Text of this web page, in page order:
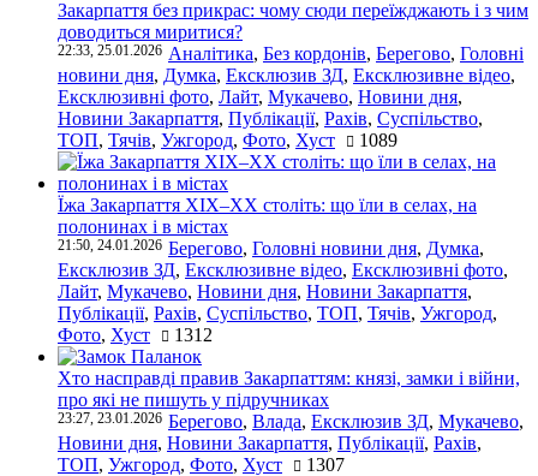
Закарпаття без прикрас: чому сюди переїжджають і з чим
доводиться миритися?
22:33, 25.01.2026 Аналітика, Без кордонів, Берегово, Головні
новини дня, Думка, Ексклюзив ЗД, Ексклюзивне відео,
Ексклюзивні фото, Лайт, Мукачево, Новини дня,
Новини Закарпаття, Публікації, Рахів, Суспільство,
ТОП, Тячів, Ужгород, Фото, Хуст 1089
Їжа Закарпаття ХІХ–ХХ століть: що їли в селах, на
полонинах і в містах
21:50, 24.01.2026 Берегово, Головні новини дня, Думка,
Ексклюзив ЗД, Ексклюзивне відео, Ексклюзивні фото,
Лайт, Мукачево, Новини дня, Новини Закарпаття,
Публікації, Рахів, Суспільство, ТОП, Тячів, Ужгород,
Фото, Хуст 1312
Хто насправді правив Закарпаттям: князі, замки і війни,
про які не пишуть у підручниках
23:27, 23.01.2026 Берегово, Влада, Ексклюзив ЗД, Мукачево,
Новини дня, Новини Закарпаття, Публікації, Рахів,
ТОП, Ужгород, Фото, Хуст 1307